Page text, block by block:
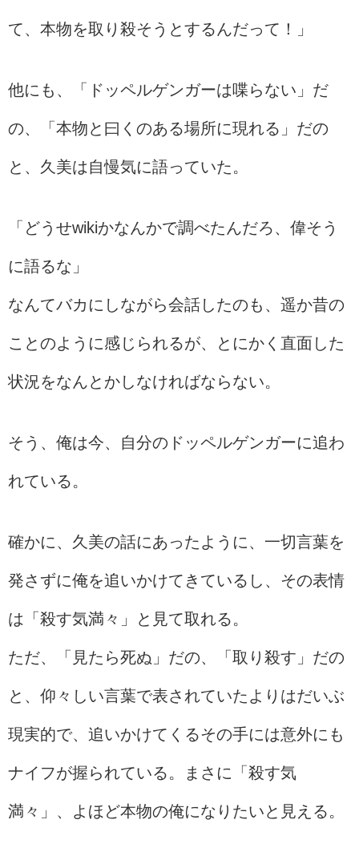
て、本物を取り殺そうとするんだって！」
他にも、「ドッペルゲンガーは喋らない」だ
の、「本物と曰くのある場所に現れる」だの
と、久美は自慢気に語っていた。
「どうせwikiかなんかで調べたんだろ、偉そう
に語るな」
なんてバカにしながら会話したのも、遥か昔の
ことのように感じられるが、とにかく直面した
状況をなんとかしなければならない。
そう、俺は今、自分のドッペルゲンガーに追わ
れている。
確かに、久美の話にあったように、一切言葉を
発さずに俺を追いかけてきているし、その表情
は「殺す気満々」と見て取れる。
ただ、「見たら死ぬ」だの、「取り殺す」だの
と、仰々しい言葉で表されていたよりはだいぶ
現実的で、追いかけてくるその手には意外にも
ナイフが握られている。まさに「殺す気
満々」、よほど本物の俺になりたいと見える。